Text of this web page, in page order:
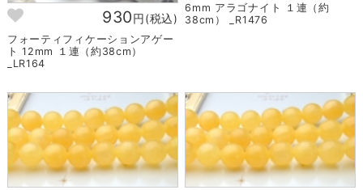
930円(税込)
フォーティフィケーションアゲー
ト 12mm １連（約38cm）
_LR164
6mm アラゴナイト １連（約
38cm） _R1476